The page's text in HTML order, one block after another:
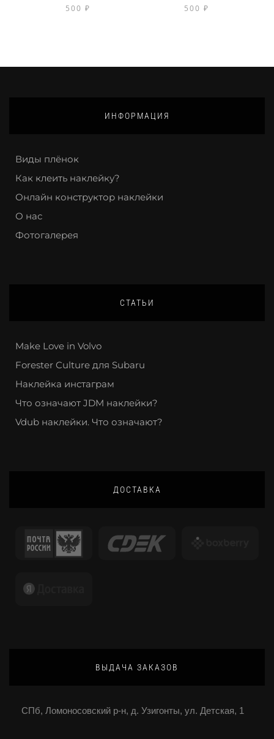
500 ₽ 500 ₽
ИНФОРМАЦИЯ
Виды плёнок
Как клеить наклейку?
Онлайн конструктор наклейки
О нас
Фотогалерея
СТАТЬИ
Make Love in Volvo
Forester Culture для Subaru
Наклейка инстаграм
Что означают JDM наклейки?
Vdub наклейки. Что означают?
ДОСТАВКА
ВЫДАЧА ЗАКАЗОВ
СПб, Ломоносовский р-н, д. Узигонты, ул. Детская, 1